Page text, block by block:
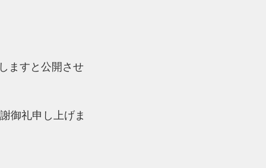
ますと公開させ
御礼申し上げま